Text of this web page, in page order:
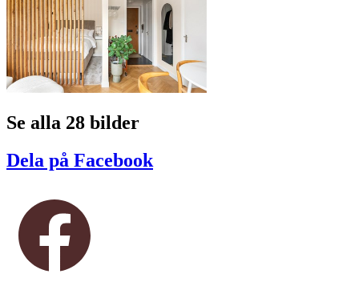
Se alla 28 bilder
Dela på Facebook